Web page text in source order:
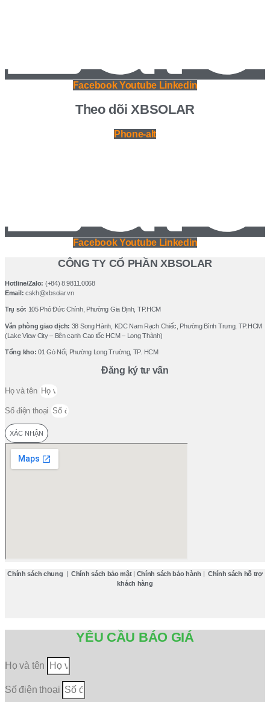
Facebook Youtube Linkedin
Theo dõi XBSOLAR
Phone-alt
Facebook Youtube Linkedin
CÔNG TY CỔ PHẦN XBSOLAR
Hotline/Zalo: (+84) 8.9811.0068
Email: cskh@xbsolar.vn
Trụ sở: 105 Phó Ðức Chính, Phường Gia Ðịnh, TP.HCM
Văn phòng giao dịch: 38 Song Hành, KDC Nam Rạch Chiếc, Phường Bình Trưng, TP.HCM
(Lake View City – Bên cạnh Cao tốc HCM – Long Thành)
Tổng kho: 01 Gò Nổi, Phường Long Trường, TP. HCM
Đăng ký tư vấn
Họ và tên
Số điện thoại
XÁC NHẬN
Chính sách chung Chính sách bảo mật| Chính sách bảo hành
Chính sách hỗ trợ
khách hàng
YÊU CẦU BÁO GIÁ
Họ và tên
Số điện thoại